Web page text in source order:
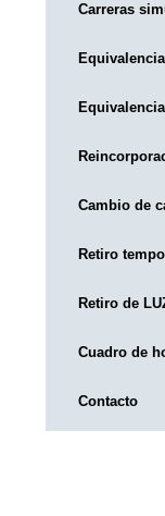
Carreras
Cambio de
Retiro
Retiro de
Cuadro de
Contacto